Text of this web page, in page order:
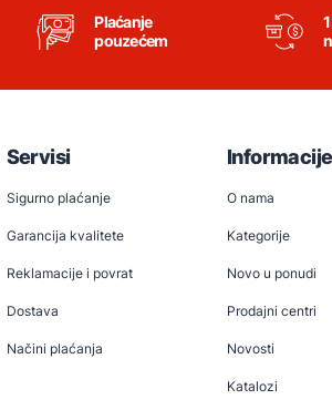
Plaćanje
pouzećem
Servisi
Sigurno plaćanje
Garancija kvalitete
Reklamacije i povrat
Dostava
Načini plaćanja
Informacije
O nama
Kategorije
Novo u ponudi
Prodajni centri
Novosti
Katalozi